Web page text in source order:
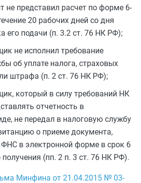
не представил расчет по форме 6-
20 рабочих дней со дня
его подачи (п. 3.2 ст. 76 НК РФ);
не исполнил требование
об уплате налога, страховых
штрафа (п. 2 ст. 76 НК РФ);
который в силу требований НК
отчетность в
не передал в налоговую службу
о приеме документа,
ФНС в электронной форме в срок 6
(пп. 2 п. 3 ст. 76 НК РФ).
Минфина от 21.04.2015 № 03-